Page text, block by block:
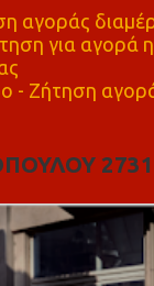
αγοράς
για αγορά
- Ζήτηση